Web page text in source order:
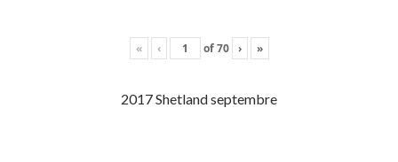
« ‹ of70 › »
2017 Shetland septembre